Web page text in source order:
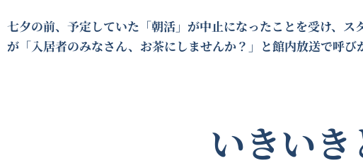
七夕の前、予定していた「朝活」が中止になったことを受け、ス
が「入居者のみなさん、お茶にしませんか？」と館内放送で呼び
いきい